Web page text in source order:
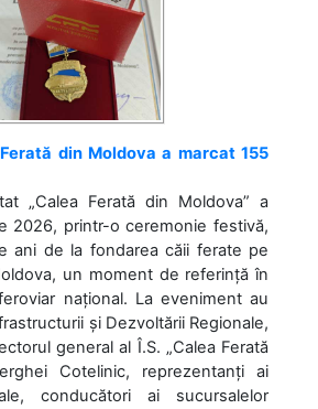
din Moldova a marcat 155
„Calea Ferată din Moldova” a
2026, printr-o ceremonie festivă,
ani de la fondarea căii ferate pe
un moment de referință în
național. La eveniment au
și Dezvoltării Regionale,
general al Î.S. „Calea Ferată
Cotelinic, reprezentanți ai
conducători ai sucursalelor